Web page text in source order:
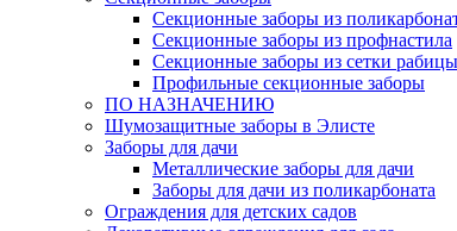
Секционные заборы из
Секционные заборы из профнастила
Секционные заборы из сетки рабицы
Профильные секционные заборы
ПО НАЗНАЧЕНИЮ
Шумозащитные заборы в Элисте
Заборы для дачи
Металлические заборы для дачи
Заборы для дачи из поликарбоната
Ограждения для детских садов